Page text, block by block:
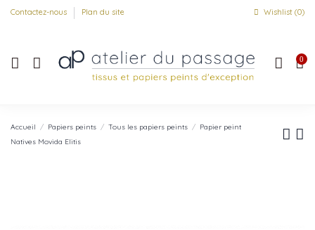
Contactez-nous Plan du site Wishlist (0)
0
Accueil Papiers peints Tous les papiers peints
Papier peint
Natives Movida Elitis